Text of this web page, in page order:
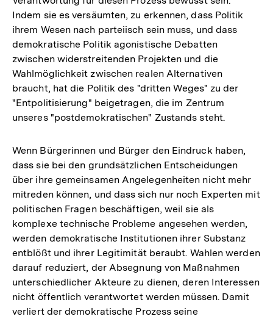
Indem sie es versäumten, zu erkennen, dass Politik
ihrem Wesen nach parteiisch sein muss, und dass
demokratische Politik agonistische Debatten
zwischen widerstreitenden Projekten und die
Wahlmöglichkeit zwischen realen Alternativen
braucht, hat die Politik des "dritten Weges" zu der
"Entpolitisierung" beigetragen, die im Zentrum
unseres "postdemokratischen" Zustands steht.
Wenn Bürgerinnen und Bürger den Eindruck haben,
dass sie bei den grundsätzlichen Entscheidungen
über ihre gemeinsamen Angelegenheiten nicht mehr
mitreden können, und dass sich nur noch Experten mit
politischen Fragen beschäftigen, weil sie als
komplexe technische Probleme angesehen werden,
werden demokratische Institutionen ihrer Substanz
entblößt und ihrer Legitimität beraubt. Wahlen werden
darauf reduziert, der Absegnung von Maßnahmen
unterschiedlicher Akteure zu dienen, deren Interessen
nicht öffentlich verantwortet werden müssen. Damit
verliert der demokratische Prozess seine